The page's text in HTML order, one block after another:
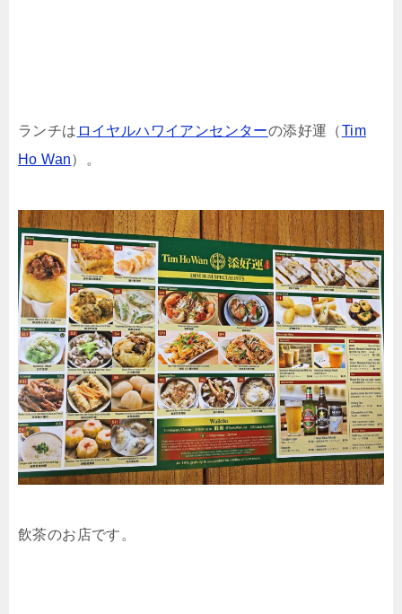
ランチは ロイヤルハワイアンセンターの添好運（Tim
Ho Wan）。
飲茶のお店です。